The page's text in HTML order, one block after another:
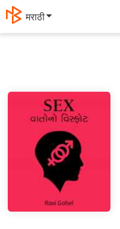
मराठी